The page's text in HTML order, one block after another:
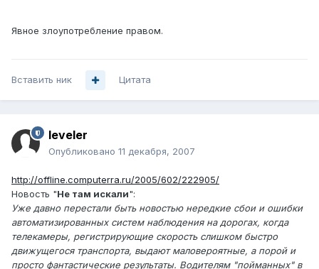
Явное злоупотребление правом.
Вставить ник Цитата
leveler
Опубликовано 11 декабря, 2007
http://offline.computerra.ru/2005/602/222905/
Новость "Не там искали":
Уже давно перестали быть новостью нередкие сбои и ошибки
автоматизированных систем наблюдения на дорогах, когда
телекамеры, регистрирующие скорость слишком быстро
движущегося транспорта, выдают маловероятные, а порой и
просто фантастические результаты. Водителям "пойманных" в